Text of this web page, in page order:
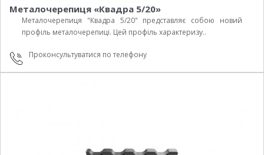
Металочерепиця «Квадра 5/20»
Металочерепиця "Квадра 5/20" представляє собою новий
профіль металочерепиці. Цей профіль характеризу..
Проконсультуватися по телефону